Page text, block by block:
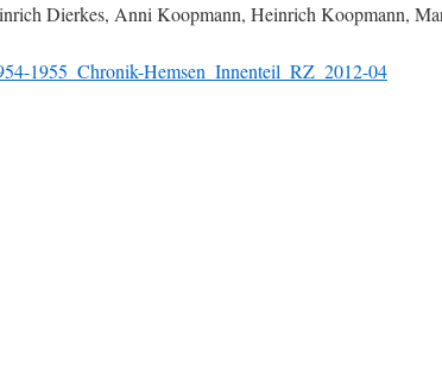
Dierkes, Anni Koopmann, Heinrich Koopmann,